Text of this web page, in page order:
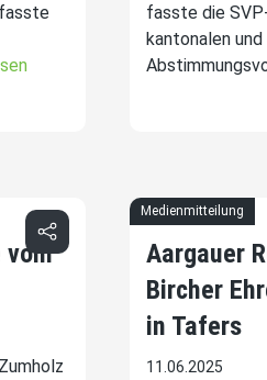
fasste die
kantonalen
vom
Medienmitteilung
Aargauer
Bircher
in Tafers
11.06.2025